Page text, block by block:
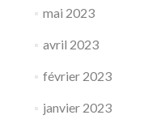
mai 2023
avril 2023
février 2023
janvier 2023